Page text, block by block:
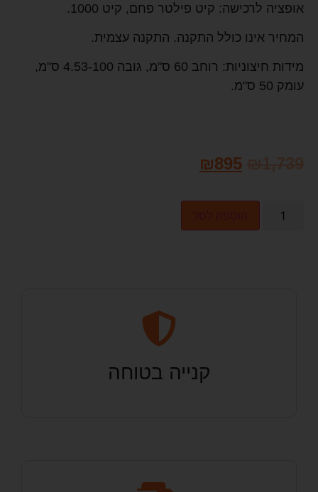
אופציה לרכישה: קיט פילטר פחם, קיט 1000.
המחיר אינו כולל התקנה. התקנה עצמית.
מידות חיצוניות: רוחב 60 ס"מ, גובה 4.53-100 ס"מ,
עומק 50 ס"מ.
₪895
קנייה בטוחה